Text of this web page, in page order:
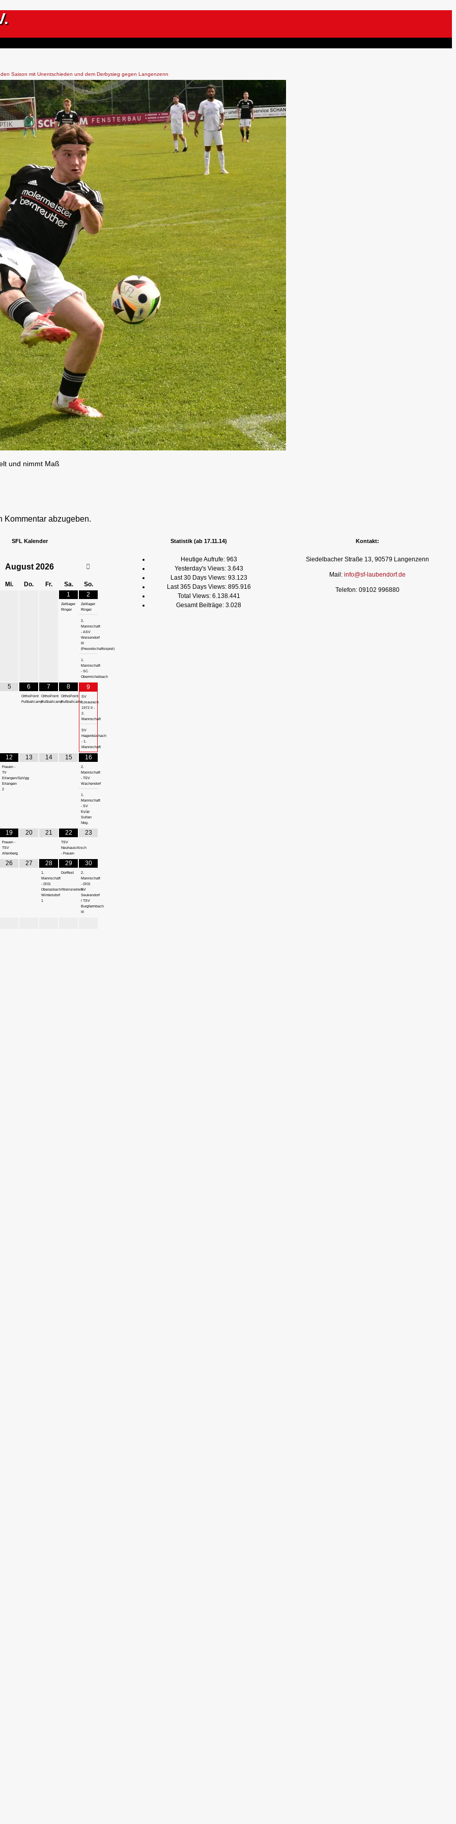
Saison mit Unentschieden und dem Derbysieg gegen Langenzenn
und nimmt Maß
Kommentar abzugeben.
SFL Kalender
August 2026
Mi. Do. Fr. Sa.
So.
1
Zeltlager
Ringer
2
Zeltlager
Ringer
2.
Mannschaft
- ASV
Weisendorf
(Freundschaftsspiel)
1.
Mannschaft
- SC
Obermichelbach
5 6
OrthoPoint
Fußballcamp
7
OrthoPoint
Fußballcamp
8
OrthoPoint
Fußballcamp
9
SV
Losaurach
1972 II -
2.
Mannschaft
SV
Hagenbüchach
- 1.
Mannschaft
12
Frauen -
TV
Erlangen/SpVgg
Erlangen
2
13 14 15 16
2.
Mannschaft
- TSV
Wachendorf
1.
Mannschaft
- SV
Eyüp
Sultan
Nbg.
19
Frauen -
TSV
Altenberg
20 21 22
TSV
Neuhaus/Aisch
- Frauen
23
26 27 28
1.
Mannschaft
- (SG)
Oberasbach/Weinzierlein-
Wintersdorf
1
29
Dorffest
30
2.
Mannschaft
- (SG)
SV
Seukendorf
/ TSV
Burgfarrnbach
Statistik (ab 17.11.14)
Heutige Aufrufe: 963
Yesterday's Views: 3.643
Last 30 Days Views: 93.123
Last 365 Days Views: 895.916
Total Views: 6.138.441
Gesamt Beiträge: 3.028
Kontakt:
Siedelbacher Straße 13, 90579 Langenzenn
Mail: info@sf-laubendorf.de
Telefon: 09102 996880